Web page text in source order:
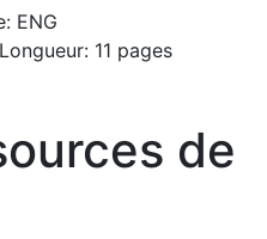
ENG
11 pages
de